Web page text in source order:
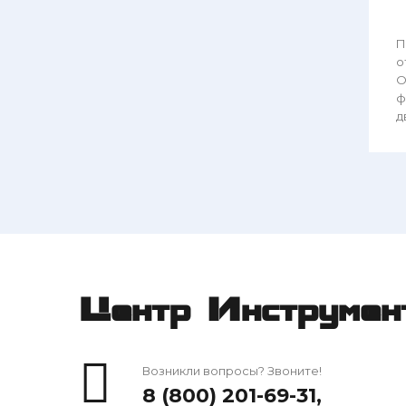
Центр
Возникли вопросы? Звоните!
8 (800) 201-69-31,